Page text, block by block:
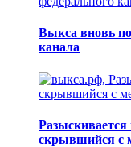
Выкса вновь
канала
скрывшийся с